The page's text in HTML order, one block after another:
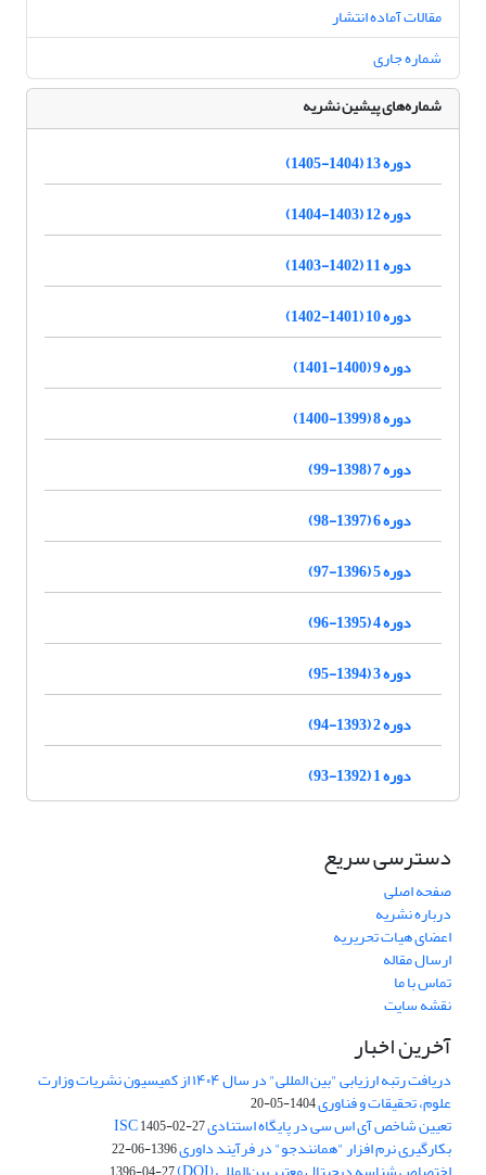
مقالات آماده انتشار
شماره جاری
شماره‌های پیشین نشریه
دوره 13 (1404-1405)
دوره 12 (1403-1404)
دوره 11 (1402-1403)
دوره 10 (1401-1402)
دوره 9 (1400-1401)
دوره 8 (1399-1400)
دوره 7 (1398-99)
دوره 6 (1397-98)
دوره 5 (1396-97)
دوره 4 (1395-96)
دوره 3 (1394-95)
دوره 2 (1393-94)
دوره 1 (1392-93)
دسترسی سریع
صفحه اصلی
درباره نشریه
اعضای هیات تحریریه
ارسال مقاله
تماس با ما
نقشه سایت
آخرین اخبار
دریافت رتبه ارزیابی "بین المللی" در سال ۱۴۰۴ از کمیسیون نشریات وزارت
علوم، تحقیقات و فناوری1404-05-20
تعیین شاخص آی اس سی در پایگاه استنادی ISC1405-02-27
بکارگیری نرم افزار "همانندجو" در فرآیند داوری1396-06-22